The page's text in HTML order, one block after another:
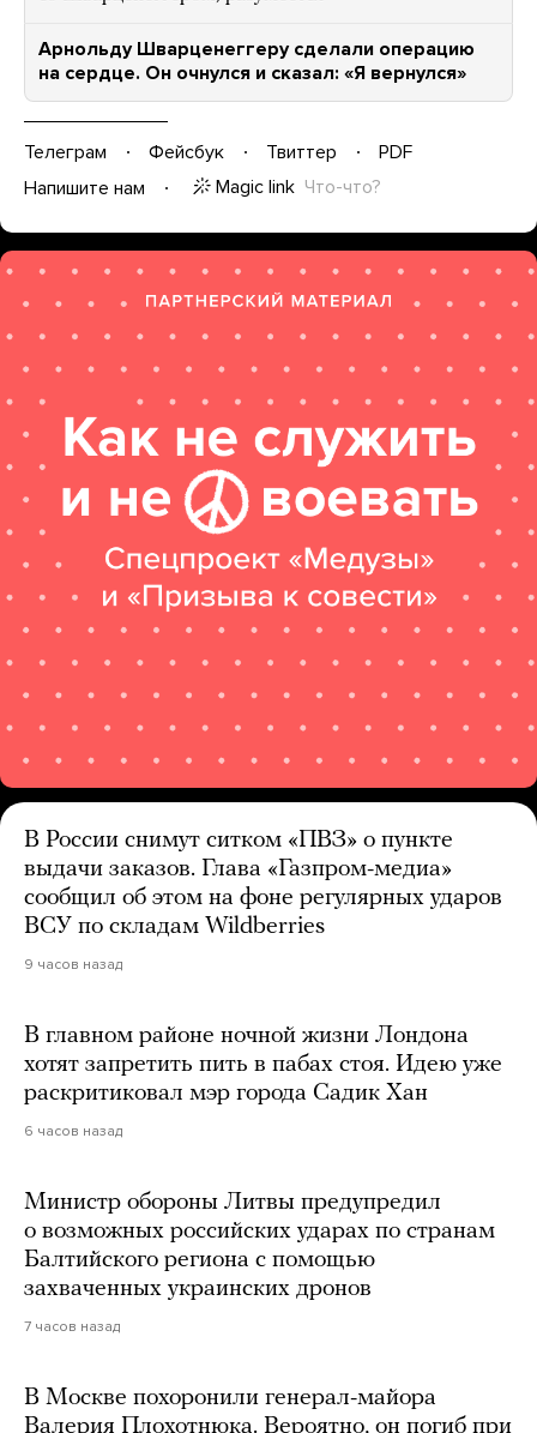
Арнольду Шварценеггеру сделали операцию
на сердце. Он очнулся и сказал: «Я вернулся»
Телеграм Фейсбук Твиттер
PDF
Напишите нам
Magic link Что-что?
В России снимут ситком «ПВЗ» о пункте
выдачи заказов. Глава «Газпром-медиа»
сообщил об этом на фоне регулярных ударов
ВСУ по складам Wildberries
9 часов назад
В главном районе ночной жизни Лондона
хотят запретить пить в пабах стоя. Идею уже
раскритиковал мэр города Садик Хан
6 часов назад
Министр обороны Литвы предупредил
о возможных российских ударах по странам
Балтийского региона с помощью
захваченных украинских дронов
7 часов назад
В Москве похоронили генерал-майора
Валерия Плохотнюка. Вероятно, он погиб при